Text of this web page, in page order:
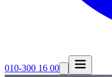
010-300 16 00